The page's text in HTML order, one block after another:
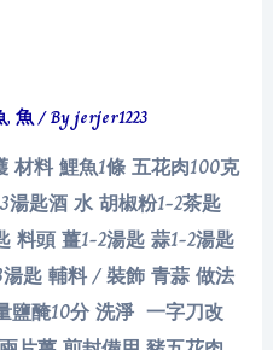
,魚/ Byjerjer1223
材料 鯉魚1條 五花肉100克
匙酒 水 胡椒粉1-2茶匙
料頭 薑1-2湯匙 蒜1-2湯匙
匙 輔料 / 裝飾 青蒜 做法
鹽醃10分 洗淨 一字刀改